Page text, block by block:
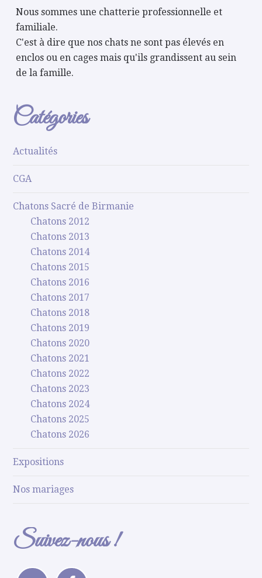
Nous sommes une chatterie professionnelle et
familiale.
C'est à dire que nos chats ne sont pas élevés en
enclos ou en cages mais qu'ils grandissent au sein
de la famille.
Catégories
Actualités
CGA
Chatons Sacré de Birmanie
Chatons 2012
Chatons 2013
Chatons 2014
Chatons 2015
Chatons 2016
Chatons 2017
Chatons 2018
Chatons 2019
Chatons 2020
Chatons 2021
Chatons 2022
Chatons 2023
Chatons 2024
Chatons 2025
Chatons 2026
Expositions
Nos mariages
Suivez-nous !